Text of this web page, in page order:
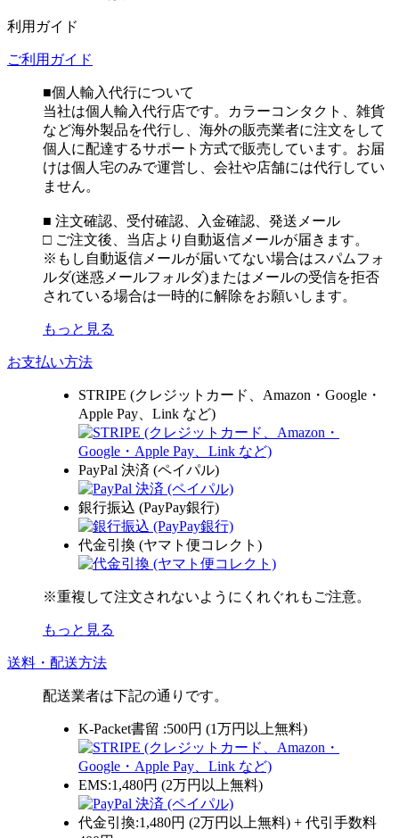
利用ガイド
ご利用ガイド
■個人輸入代行について
当社は個人輸入代行店です。カラーコンタクト、雑貨
など海外製品を代行し、海外の販売業者に注文をして
個人に配達するサポート方式で販売しています。お届
けは個人宅のみで運営し、会社や店舗には代行してい
ません。
■ 注文確認、受付確認、入金確認、発送メール
□ ご注文後、当店より自動返信メールが届きます。
※もし自動返信メールが届いてない場合はスパムフォ
ルダ(迷惑メールフォルダ)またはメールの受信を拒否
されている場合は一時的に解除をお願いします。
もっと見る
お支払い方法
STRIPE (クレジットカード、Amazon・Google・
Apple Pay、Link など)
PayPal 決済 (ペイパル)
銀行振込 (PayPay銀行)
代金引換 (ヤマト便コレクト)
※重複して注文されないようにくれぐれもご注意。
もっと見る
送料・配送方法
配送業者は下記の通りです。
K-Packet書留 :500円 (1万円以上無料)
EMS:1,480円 (2万円以上無料)
代金引換:1,480円 (2万円以上無料) + 代引手数料